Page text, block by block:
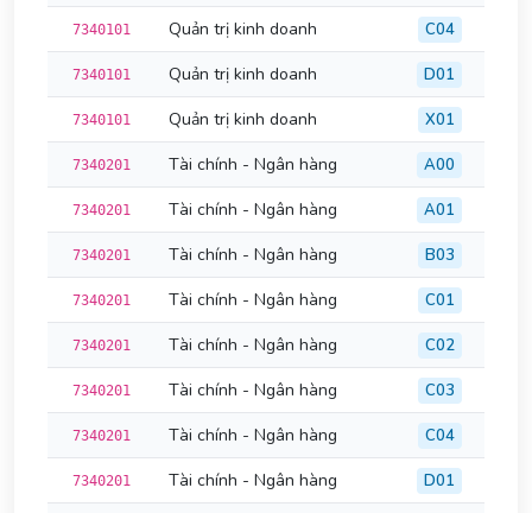
7340101 Quản trị kinh doanh C04
7340101 Quản trị kinh doanh D01
7340101 Quản trị kinh doanh X01
7340201 Tài chính - Ngân hàng A00
7340201 Tài chính - Ngân hàng A01
7340201 Tài chính - Ngân hàng B03
7340201 Tài chính - Ngân hàng C01
7340201 Tài chính - Ngân hàng C02
7340201 Tài chính - Ngân hàng C03
7340201 Tài chính - Ngân hàng C04
7340201 Tài chính - Ngân hàng D01